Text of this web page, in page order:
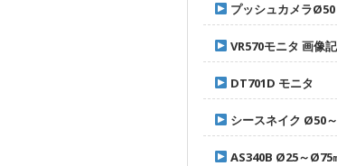
プッシュカメラ
VR570モニタ 画像
DT701D モニタ
シースネイク Ø50
AS340B Ø25～Ø75